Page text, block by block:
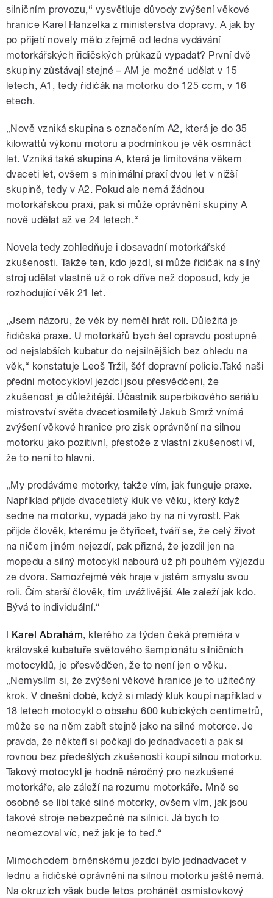
silničním provozu,“ vysvětluje důvody zvýšení věkové
hranice Karel Hanzelka z ministerstva dopravy. A jak by
po přijetí novely mělo zřejmě od ledna vydávání
motorkářských řidičských průkazů vypadat? První dvě
skupiny zůstávají stejné – AM je možné udělat v 15
letech, A1, tedy řidičák na motorku do 125 ccm, v 16
etech.
„Nově vzniká skupina s označením A2, která je do 35
kilowattů výkonu motoru a podmínkou je věk osmnáct
let. Vzniká také skupina A, která je limitována věkem
dvaceti let, ovšem s minimální praxí dvou let v nižší
skupině, tedy v A2. Pokud ale nemá žádnou
motorkářskou praxi, pak si může oprávnění skupiny A
nově udělat až ve 24 letech.“
Novela tedy zohledňuje i dosavadní motorkářské
zkušenosti. Takže ten, kdo jezdí, si může řidičák na silný
stroj udělat vlastně už o rok dříve než doposud, kdy je
rozhodující věk 21 let.
„Jsem názoru, že věk by neměl hrát roli. Důležitá je
řidičská praxe. U motorkářů bych šel opravdu postupně
od nejslabších kubatur do nejsilnějších bez ohledu na
věk,“ konstatuje Leoš Tržil, šéf dopravní policie.Také naši
přední motocykloví jezdci jsou přesvědčeni, že
zkušenost je důležitější. Účastník superbikového seriálu
mistrovství světa dvacetiosmiletý Jakub Smrž vnímá
zvýšení věkové hranice pro zisk oprávnění na silnou
motorku jako pozitivní, přestože z vlastní zkušenosti ví,
že to není to hlavní.
„My prodáváme motorky, takže vím, jak funguje praxe.
Například přijde dvacetiletý kluk ve věku, který když
sedne na motorku, vypadá jako by na ní vyrostl. Pak
přijde člověk, kterému je čtyřicet, tváří se, že celý život
na ničem jiném nejezdí, pak přizná, že jezdil jen na
mopedu a silný motocykl nabourá už při pouhém výjezdu
ze dvora. Samozřejmě věk hraje v jistém smyslu svou
roli. Čím starší člověk, tím uvážlivější. Ale zaleží jak kdo.
Bývá to individuální.“
I Karel Abrahám, kterého za týden čeká premiéra v
královské kubatuře světového šampionátu silničních
motocyklů, je přesvědčen, že to není jen o věku.
„Nemyslím si, že zvýšení věkové hranice je to užitečný
krok. V dnešní době, když si mladý kluk koupí například v
18 letech motocykl o obsahu 600 kubických centimetrů,
může se na něm zabít stejně jako na silné motorce. Je
pravda, že někteří si počkají do jednadvaceti a pak si
rovnou bez předešlých zkušeností koupí silnou motorku.
Takový motocykl je hodně náročný pro nezkušené
motorkáře, ale záleží na rozumu motorkáře. Mně se
osobně se líbí také silné motorky, ovšem vím, jak jsou
takové stroje nebezpečné na silnici. Já bych to
neomezoval víc, než jak je to teď.“
Mimochodem brněnskému jezdci bylo jednadvacet v
lednu a řidičské oprávnění na silnou motorku ještě nemá.
Na okruzích však bude letos prohánět osmistovkový